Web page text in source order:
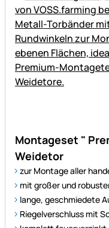
Montageset "
Weidetor
zur Montage aller
mit großer und
lange, geschmiedete
Riegelverschluss mit